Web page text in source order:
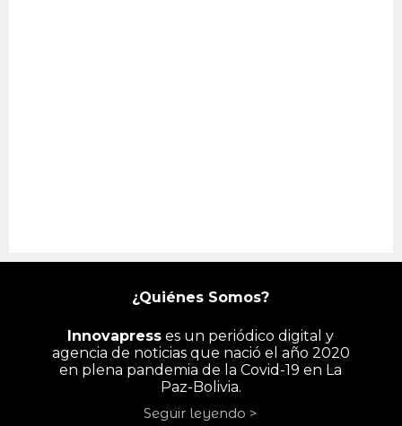
¿Quiénes Somos?
Innovapress es un periódico digital y
agencia de noticias que nació el año 2020
en plena pandemia de la Covid-19 en La
Paz-Bolivia.
Seguir leyendo >